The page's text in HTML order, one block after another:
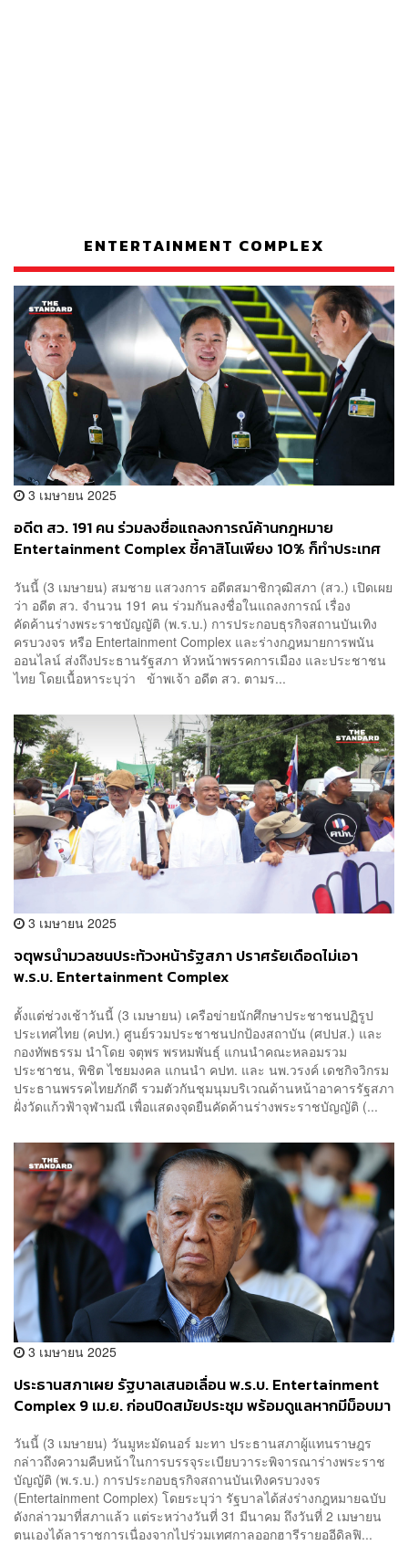
ENTERTAINMENT COMPLEX
3 เมษายน 2025
อดีต สว. 191 คน ร่วมลงชื่อแถลงการณ์ค้านกฎหมาย
Entertainment Complex ชี้คาสิโนเพียง 10% ก็ทำประเทศ
วันนี้ (3 เมษายน) สมชาย แสวงการ อดีตสมาชิกวุฒิสภา (สว.) เปิดเผย
ว่า อดีต สว. จำนวน 191 คน ร่วมกันลงชื่อในแถลงการณ์ เรื่อง
คัดค้านร่างพระราชบัญญัติ (พ.ร.บ.) การประกอบธุรกิจสถานบันเทิง
ครบวงจร หรือ Entertainment Complex และร่างกฎหมายการพนัน
ออนไลน์ ส่งถึงประธานรัฐสภา หัวหน้าพรรคการเมือง และประชาชน
ไทย โดยเนื้อหาระบุว่า ข้าพเจ้า อดีต สว. ตามร...
3 เมษายน 2025
จตุพรนำมวลชนประท้วงหน้ารัฐสภา ปราศรัยเดือดไม่เอา
พ.ร.บ. Entertainment Complex
ตั้งแต่ช่วงเช้าวันนี้ (3 เมษายน) เครือข่ายนักศึกษาประชาชนปฏิรูป
ประเทศไทย (คปท.) ศูนย์รวมประชาชนปกป้องสถาบัน (ศปปส.) และ
กองทัพธรรม นำโดย จตุพร พรหมพันธุ์ แกนนำคณะหลอมรวม
ประชาชน, พิชิต ไชยมงคล แกนนำ คปท. และ นพ.วรงค์ เดชกิจวิกรม
ประธานพรรคไทยภักดี รวมตัวกันชุมนุมบริเวณด้านหน้าอาคารรัฐสภา
ฝั่งวัดแก้วฟ้าจุฬามณี เพื่อแสดงจุดยืนคัดค้านร่างพระราชบัญญัติ (...
3 เมษายน 2025
ประธานสภาเผย รัฐบาลเสนอเลื่อน พ.ร.บ. Entertainment
Complex 9 เม.ย. ก่อนปิดสมัยประชุม พร้อมดูแลหากมีม็อบมา
วันนี้ (3 เมษายน) วันมูหะมัดนอร์ มะทา ประธานสภาผู้แทนราษฎร
กล่าวถึงความคืบหน้าในการบรรจุระเบียบวาระพิจารณาร่างพระราช
บัญญัติ (พ.ร.บ.) การประกอบธุรกิจสถานบันเทิงครบวงจร
(Entertainment Complex) โดยระบุว่า รัฐบาลได้ส่งร่างกฎหมายฉบับ
ดังกล่าวมาที่สภาแล้ว แต่ระหว่างวันที่ 31 มีนาคม ถึงวันที่ 2 เมษายน
ตนเองได้ลาราชการเนื่องจากไปร่วมเทศกาลออกฮารีรายออีดิลฟิ...